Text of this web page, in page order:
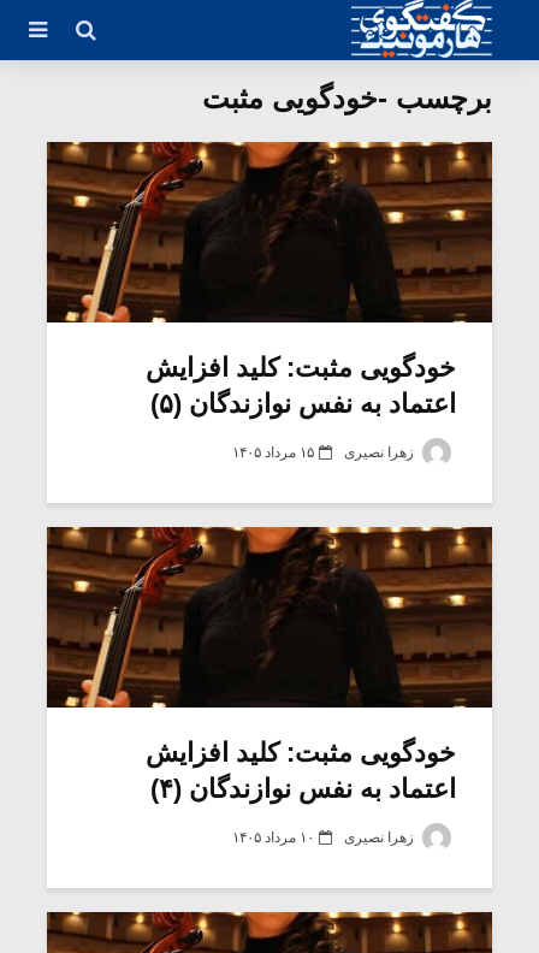
برچسب -خودگویی مثبت
خودگویی مثبت: کلید افزایش
اعتماد به نفس نوازندگان (۵)
زهرا نصیری ۱۵ مرداد ۱۴۰۵
خودگویی مثبت: کلید افزایش
اعتماد به نفس نوازندگان (۴)
زهرا نصیری ۱۰ مرداد ۱۴۰۵